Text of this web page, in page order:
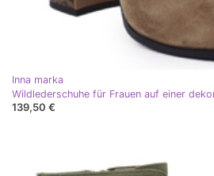
Inna marka
139,50 €